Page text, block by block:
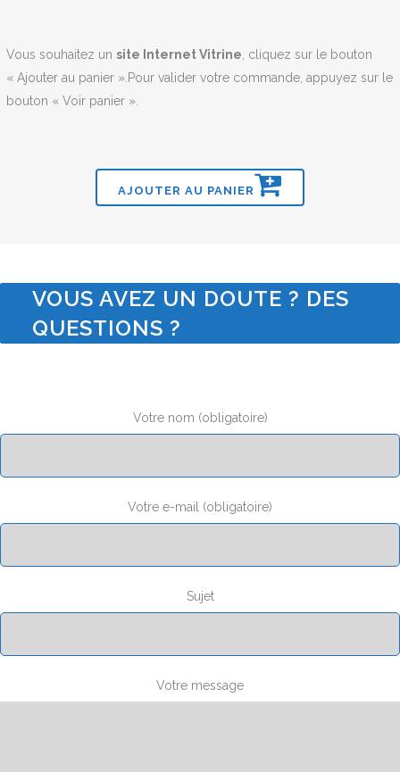
Vous souhaitez un site Internet Vitrine, cliquez sur le bouton
« Ajouter au panier ».Pour valider votre commande, appuyez sur le
bouton « Voir panier ».
AJOUTER AU PANIER
VOUS AVEZ UN DOUTE ? DES
QUESTIONS ?
Votre nom (obligatoire)
Votre e-mail (obligatoire)
Sujet
Votre message